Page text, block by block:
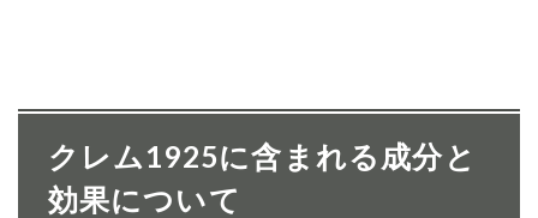
クレム1925に含まれる成分と
効果について